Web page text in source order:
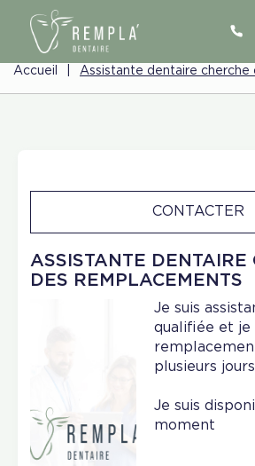
Accueil Assistante dentaire cherche
ASSISTANTE DENTAIRE
DES REMPLACEMENTS
CONTACTER
Je suis
qualifiée et je
plusieurs
Je suis
moment